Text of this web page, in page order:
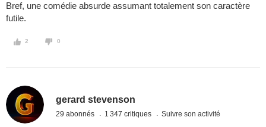
Bref, une comédie absurde assumant totalement son caractère
futile.
2 0
gerard stevenson
29 abonnés 1 347 critiques Suivre son activité